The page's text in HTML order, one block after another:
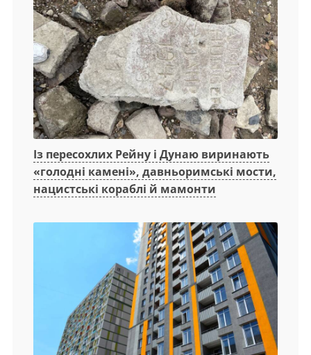
Із пересохлих Рейну і Дунаю виринають
«голодні камені», давньоримські мости,
нацистські кораблі й мамонти